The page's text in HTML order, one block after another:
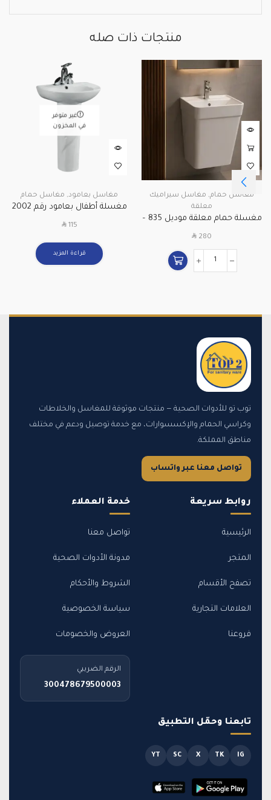
منتجات ذات صله
مغاسل حمام, مغاسل سيراميك
معلقة
مغسلة حمام معلقة موديل 835 –
SAR 280
غير متوفر
في المخزون
مغاسل بعامود, مغاسل حمام
مغسلة أطفال بعامود رقم 2002
SAR115
قراءة المزيد
توب تو للأدوات الصحية — منتجات موثوقة للمغاسل والخلاطات
وكراسي الحمام والإكسسوارات، مع خدمة توصيل ودعم في مختلف
مناطق المملكة.
تواصل معنا عبر واتساب
روابط سريعة
الرئيسية
المتجر
تصفح الأقسام
العلامات التجارية
فروعنا
خدمة العملاء
تواصل معنا
مدونة الأدوات الصحية
الشروط والأحكام
سياسة الخصوصية
العروض والخصومات
الرقم الضريبي
300478679500003
تابعنا وحمّل التطبيق
IG
TK
X
SC
YT